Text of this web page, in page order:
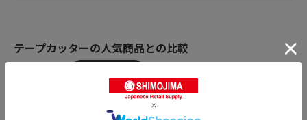
テープカッターの人気商品との比較